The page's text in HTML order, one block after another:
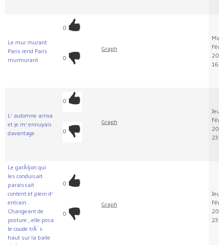
Le mur murant
Paris rend Paris
murmurant
0
0
Graph
L' automne arriva
et je m' ennuyais
davantage .
0
0
Graph
Le garÃ§on qui
les conduisait
paraissait
content et plein d'
entrain .
Changeant de
posture , elle posa
le coude trÃ¨s
haut sur la balle
0
0
Graph